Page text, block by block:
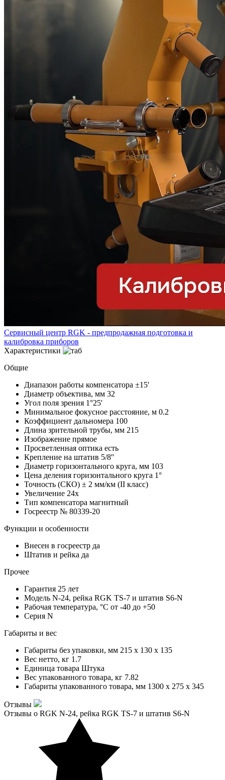
Сервисный центр RGK - предпродажная подготовка и
калибровка приборов
Характеристики
Общие
Диапазон работы компенсатора ±15'
Диаметр объектива, мм 32
Угол поля зрения 1°25'
Минимальное фокусное расстояние, м 0.2
Коэффициент дальномера 100
Длина зрительной трубы, мм 215
Изображение прямое
Просветленная оптика есть
Крепление на штатив 5/8''
Диаметр горизонтального круга, мм 103
Цена деления горизонтального круга 1°
Точность (СКО) ± 2 мм/км (II класс)
Увеличение 24x
Тип компенсатора магнитный
Госреестр № 80339-20
Функции и особенности
Внесен в госреестр да
Штатив и рейка да
Прочее
Гарантия 25 лет
Модель N-24, рейка RGK TS-7 и штатив S6-N
Рабочая температура, °С от -40 до +50
Серия N
Габариты и вес
Габариты без упаковки, мм 215 x 130 x 135
Вес нетто, кг 1.7
Единица товара Штука
Вес упакованного товара, кг 7.82
Габариты упакованного товара, мм 1300 x 275 x 345
Отзывы
Отзывы о RGK N-24, рейка RGK TS-7 и штатив S6-N